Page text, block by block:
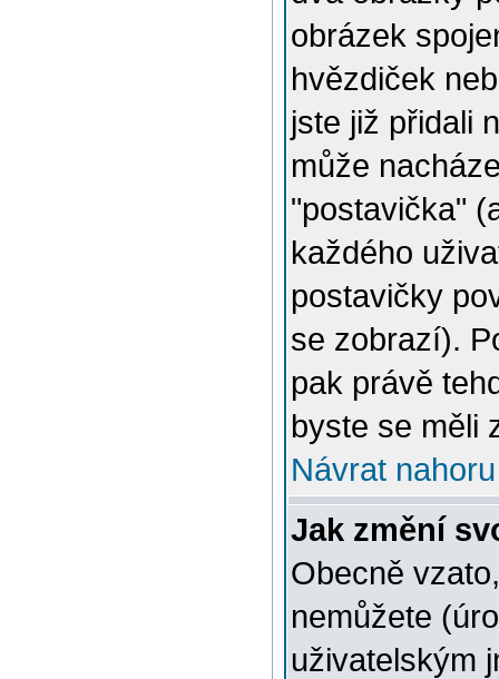
obrázek
hvězdiček
jste již přidali
může
"postavička"
každého
postavičky
se zobrazí).
pak právě
byste se měli
Návrat nahoru
Jak změní
Obecně
nemůžete
uživatelským